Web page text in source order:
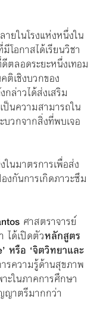
ยในโรงแห่งหนึ่งใน
อกาสได้เรียนวิชา
ตลอดระยะหนึ่งเทอม
ติเชิงบวกของ
ล่าวได้ส่งเสริม
ป็นความสามารถใน
วกจากสิ่งที่พบเจอ
นมาตรการเพื่อส่ง
งกันการเกิดภาวะซึม
ศาสตราจารย์
ได้เปิดตัวหลักสูตร
หรือ ‘จิตวิทยาและ
รความรู้ด้านสุขภาพ
ะในภาคการศึกษา
ญาตรีมากกว่า